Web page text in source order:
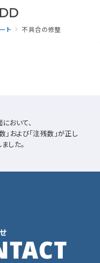
ト 不具合の修整
おいて、
および「注残数」が正し
した。